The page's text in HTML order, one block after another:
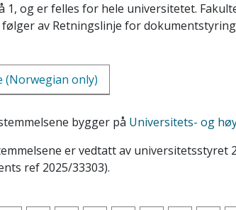
1, og er felles for hele universitetet.
av Retningslinje for dokumentstyring
(Norwegian only)
bygger på Universitets- og
er vedtatt av
ref 2025/33303).